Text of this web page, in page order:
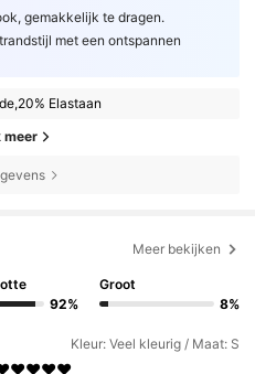
gemakkelijk te dragen.
met een ontspannen
Elastaan
meer
Meer bekijken
92%
Groot
8%
Kleur: Veel kleurig / Maat: S